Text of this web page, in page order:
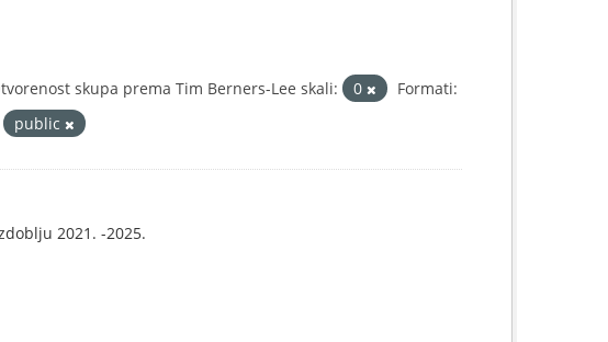
skupa prema Tim Berners-Lee skali: 0
Formati:
public
2021. -2025.